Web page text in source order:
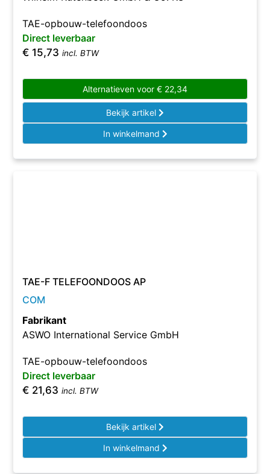
TAE-opbouw-telefoondoos
Direct leverbaar
€ 15,73 incl. BTW
Alternatieven voor € 22,34
Bekijk artikel
In winkelmand
TAE-F TELEFOONDOOS AP
COM
Fabrikant
ASWO International Service GmbH
TAE-opbouw-telefoondoos
Direct leverbaar
€ 21,63 incl. BTW
Bekijk artikel
In winkelmand